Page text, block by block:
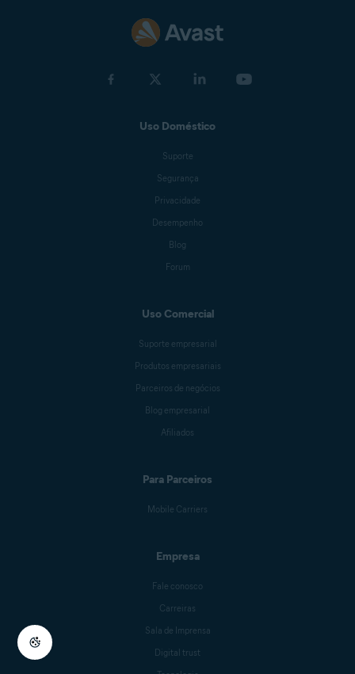
Uso Doméstico
Suporte
Segurança
Privacidade
Desempenho
Blog
Forum
Uso Comercial
Suporte empresarial
Produtos empresariais
Parceiros de negócios
Blog empresarial
Afiliados
Para Parceiros
Mobile Carriers
Empresa
Fale conosco
Carreiras
Sala de Imprensa
Digital trust